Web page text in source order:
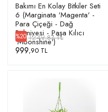
Bakımı En Kolay Bitkiler Seti
6 (Marginata 'Magenta' -
Para Çiçeği - Dağ
Palmiyesi - Paşa Kılıcı
'Moonshine')
%20 1249,87 TL
999,90 TL